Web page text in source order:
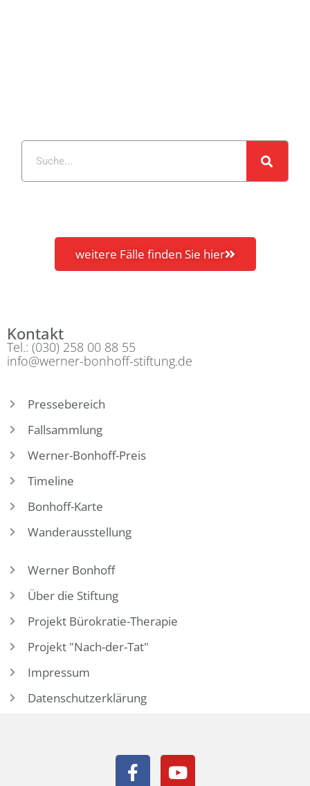
weitere Fälle finden Sie hier
Kontakt
Tel.: (030) 258 00 88 55
info@werner-bonhoff-stiftung.de
Pressebereich
Fallsammlung
Werner-Bonhoff-Preis
Timeline
Bonhoff-Karte
Wanderausstellung
Werner Bonhoff
Über die Stiftung
Projekt Bürokratie-Therapie
Projekt "Nach-der-Tat"
Impressum
Datenschutzerklärung